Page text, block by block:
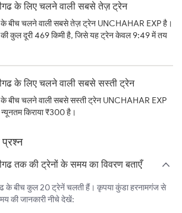
के लिए चलने वाली सबसे तेज़ ट्रेन
बीच चलने वाली सबसे तेज़ ट्रेन UNCHAHAR EXP है।
कुल दूरी 469 किमी है, जिसे यह ट्रेन केवल 9:49 में तय
के लिए चलने वाली सबसे सस्ती ट्रेन
बीच चलने वाली सबसे सस्ती ट्रेन UNCHAHAR EXP
किराया ₹300 है।
तक की ट्रेनों के समय का विवरण बताएँ
के बीच कुल 20 ट्रेनें चलती हैं। कृपया कुंडा हरनामगंज से
की जानकारी नीचे देखें: